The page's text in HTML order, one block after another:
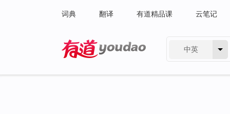
词典 翻译 有道精品课 云笔记
中英